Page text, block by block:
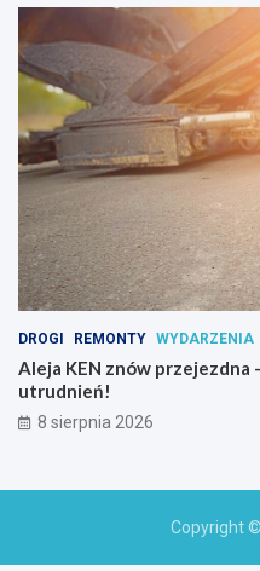
y
c
h
o
k
t
y
n
y
c
h
DROGI REMONTY WYDARZENIA
Aleja KEN znów przejezdna
utrudnień!
8 sierpnia 2026
Copyright